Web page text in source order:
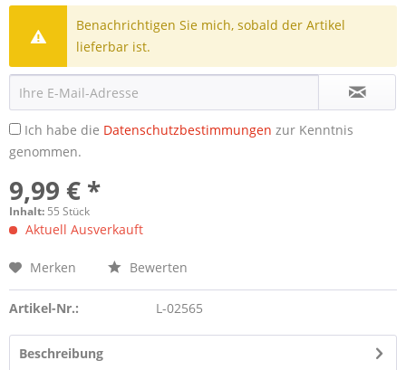
Benachrichtigen Sie mich, sobald der Artikel
lieferbar ist.
Ich habe die Datenschutzbestimmungen zur Kenntnis
genommen.
9,99 € *
Inhalt: 55 Stück
Aktuell Ausverkauft
Merken Bewerten
Artikel-Nr.: L-02565
Beschreibung